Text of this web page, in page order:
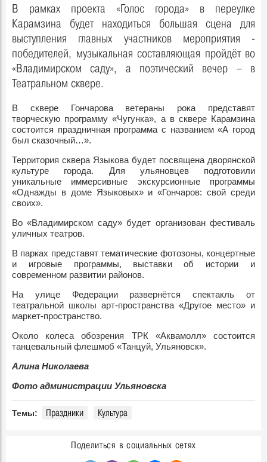
В рамках проекта «Голос города» в переулке
Карамзина будет находиться большая сцена для
выступления главных участников мероприятия -
победителей, музыкальная составляющая пройдёт во
«Владимирском саду», а поэтический вечер – в
Театральном сквере.
В сквере Гончарова ветераны рока представят
творческую программу «Чугунка», а в сквере Карамзина
состоится праздничная программа с названием «А город
был сказочный…».
Территория сквера Языкова будет посвящена дворянской
культуре города. Для ульяновцев подготовили
уникальные иммерсивные экскурсионные программы
«Однажды в доме Языковых» и «Гончаров: свой среди
своих».
Во «Владимирском саду» будет организован фестиваль
уличных театров.
В парках представят тематические фотозоны, концертные
и игровые программы, выставки об истории и
современном развитии районов.
На улице Федерации развернётся спектакль от
театральной школы арт-пространства «Другое место» и
маркет-пространство.
Около колеса обозрения ТРК «Аквамолл» состоится
танцевальный флешмоб «Танцуй, Ульяновск».
Алина Николаева
Фото администрации Ульяновска
Темы: Праздники Культура
Поделиться в социальных сетях